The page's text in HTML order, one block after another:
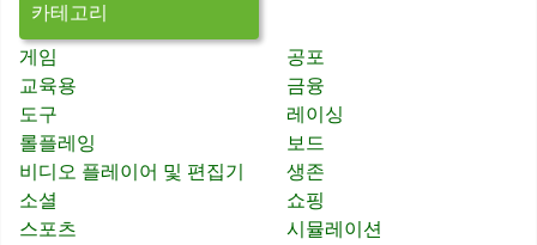
카테고리
게임
공포
교육용
금융
도구
레이싱
롤플레잉
보드
비디오 플레이어 및 편집기
생존
소셜
쇼핑
스포츠
시뮬레이션